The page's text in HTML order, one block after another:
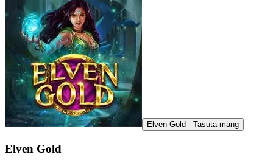
Elven Gold - Tasuta mäng
Elven Gold